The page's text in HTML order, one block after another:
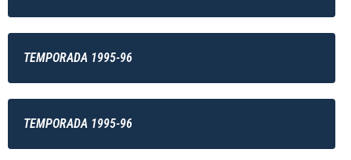
TEMPORADA 1995-96
TEMPORADA 1995-96